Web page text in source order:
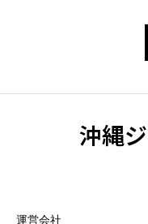
沖縄
運営会社